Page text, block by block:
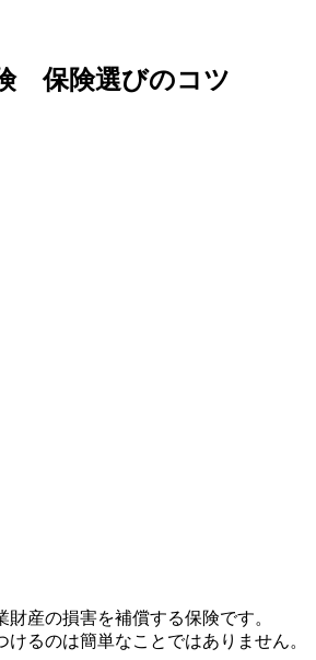
保険選びのコツ
産の損害を補償する保険です。
るのは簡単なことではありません。